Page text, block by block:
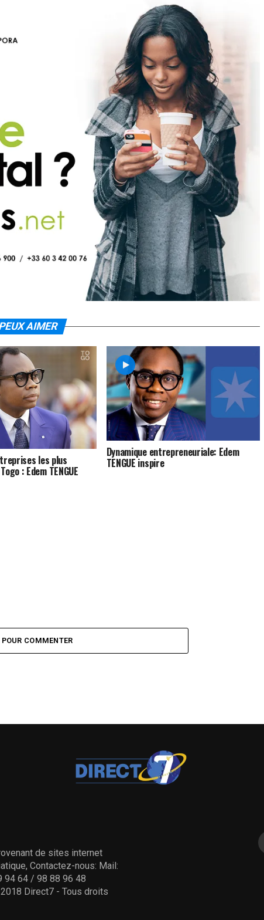
AIMER
les plus
: Edem TENGUE
Dynamique entrepreneuriale: Edem
TENGUE inspire
COMMENTER
de sites internet
Contactez-nous: Mail:
94 64 / 98 88 96 48
Direct7 - Tous droits